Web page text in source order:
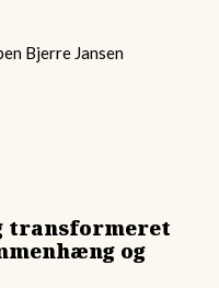
Bjerre Jansen
transformeret
og